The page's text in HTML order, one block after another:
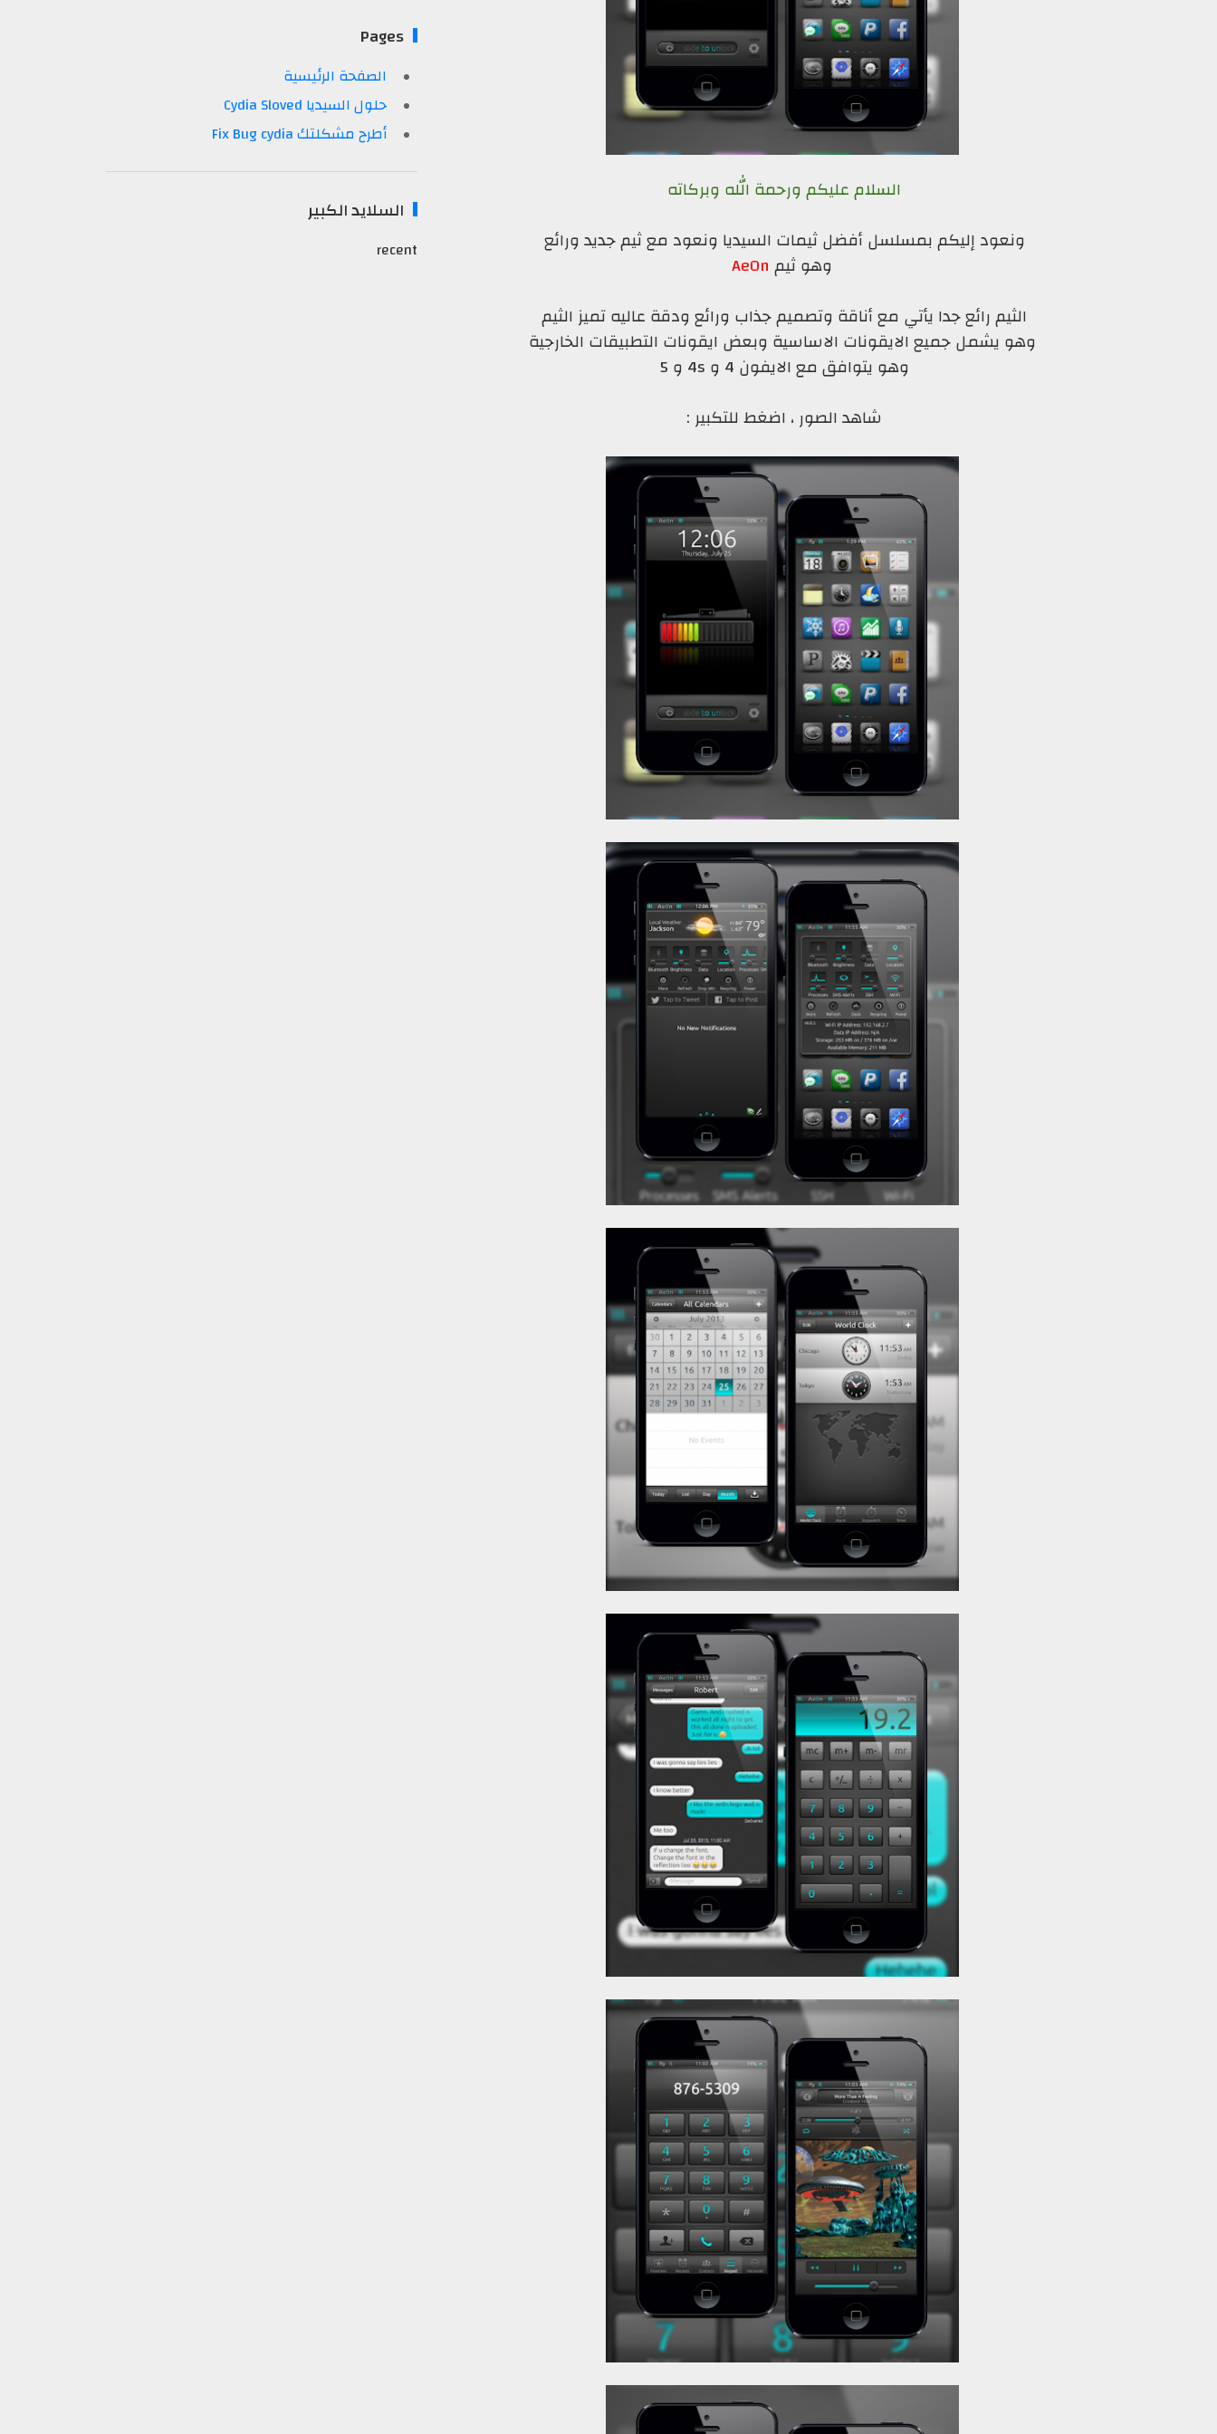
السلام عليكم ورحمة الله وبركاته
ونعود إليكم بمسلسل أفضل ثيمات السيديا ونعود مع ثيم جديد ورائع
وهو ثيم Ae0n
الثيم رائع جدا يأتي مع أناقة وتصميم جذاب ورائع ودقة عاليه تميز الثيم
وهو يشمل جميع الايقونات الاساسية وبعض ايقونات التطبيقات الخارجية
وهو يتوافق مع الايفون 4 و 4s و 5
شاهد الصور ، اضغط للتكبير :
Pages
الصفحة الرئيسية
حلول السيديا Cydia Sloved
أطرح مشكلتك Fix Bug cydia
السلايد الكبير
recent